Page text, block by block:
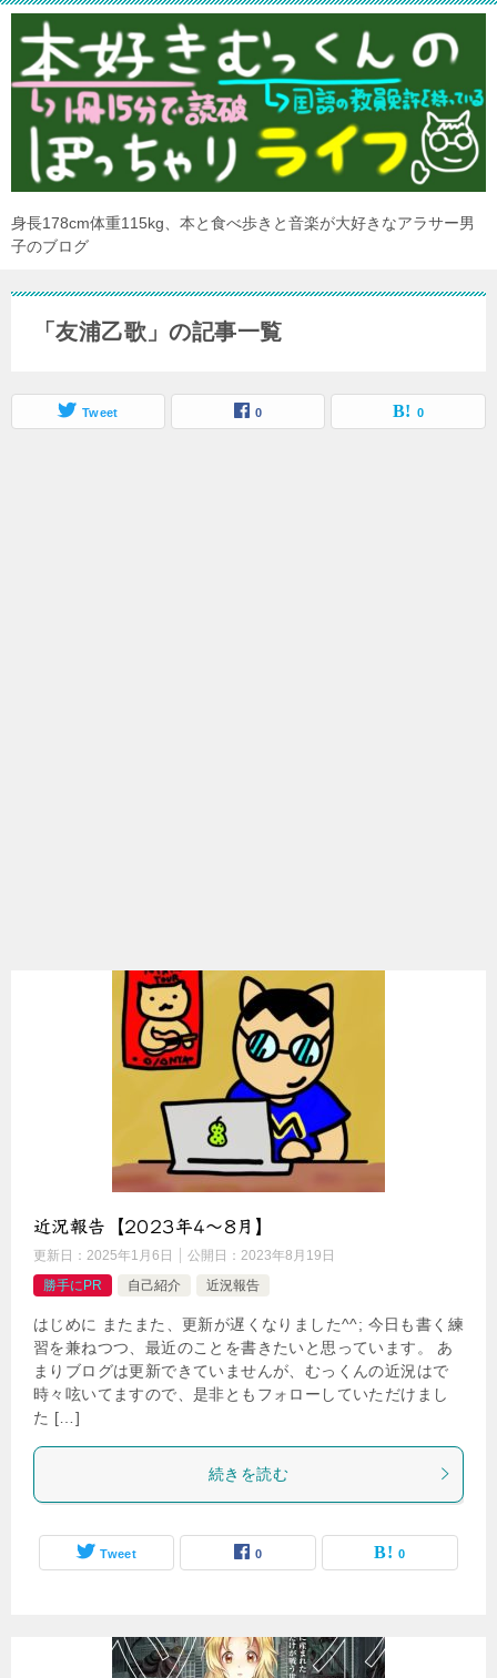
身長178cm体重115kg、本と食べ歩きと音楽が大好きなアラサー男
子のブログ
「友浦乙歌」の記事一覧
Tweet 0 0
近況報告【2023年4〜8月】
更新日： 2025年1月6日 公開日： 2023年8月19日
勝手にPR
自己紹介 近況報告
はじめに またまた、更新が遅くなりました^^; 今日も書く練
習を兼ねつつ、最近のことを書きたいと思っています。 あ
まりブログは更新できていませんが、むっくんの近況はで
時々呟いてますので、是非ともフォローしていただけまし
た […]
続きを読む
Tweet 0 0